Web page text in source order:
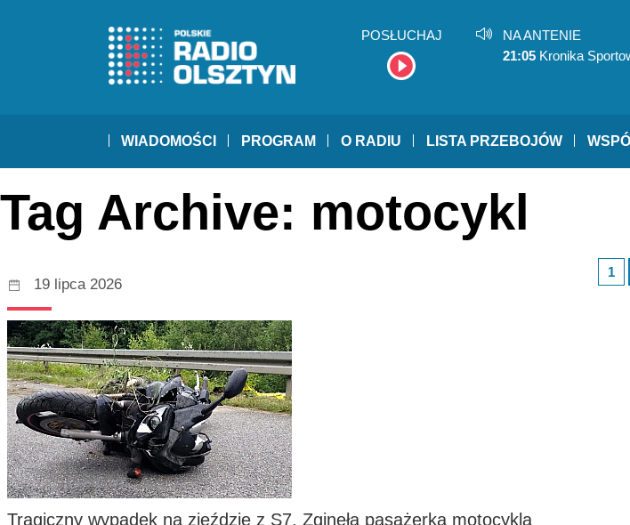
POSŁUCHAJ
NA ANTENIE
21:05 Kronika
WIADOMOŚCI PROGRAM O RADIU LISTA PRZEBOJÓW
Tag Archive: motocykl
19 lipca 2026
Tragiczny wypadek na zjeździe z S7. Zginęła pasażerka motocykla
1